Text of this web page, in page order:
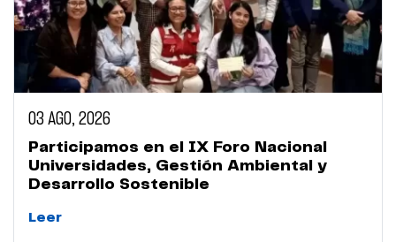
03 AGO, 2026
Participamos en el IX Foro Nacional
Universidades, Gestión Ambiental y
Desarrollo Sostenible
Leer